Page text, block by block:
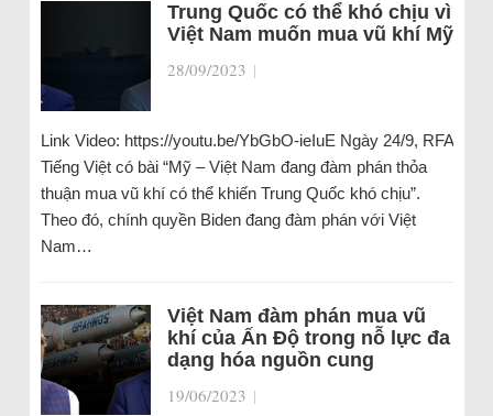
Trung Quốc có thể khó chịu vì
Việt Nam muốn mua vũ khí Mỹ
28/09/2023 |
Link Video: https://youtu.be/YbGbO-ieIuE Ngày 24/9, RFA
Tiếng Việt có bài “Mỹ – Việt Nam đang đàm phán thỏa
thuận mua vũ khí có thể khiến Trung Quốc khó chịu”.
Theo đó, chính quyền Biden đang đàm phán với Việt
Nam…
Việt Nam đàm phán mua vũ
khí của Ấn Độ trong nỗ lực đa
dạng hóa nguồn cung
19/06/2023 |